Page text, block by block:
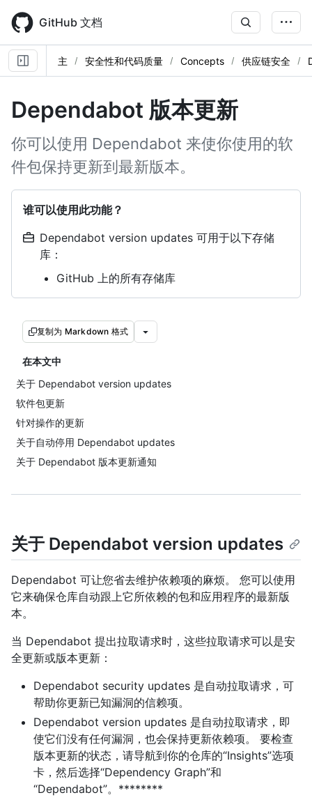
main
content
GitHub 文档
主 安全性和代码质量 Concepts 供应链安全
Dependabot 版本更新
你可以使用 Dependabot 来使你使用的软
件包保持更新到最新版本。
谁可以使用此功能？
Dependabot version updates 可用于以下存储
库：
GitHub 上的所有存储库
复制为 Markdown 格式
在本文中
关于 Dependabot version updates
软件包更新
针对操作的更新
关于自动停用 Dependabot updates
关于 Dependabot 版本更新通知
关于 Dependabot version updates
Dependabot 可让您省去维护依赖项的麻烦。 您可以使用
它来确保仓库自动跟上它所依赖的包和应用程序的最新版
本。
当 Dependabot 提出拉取请求时，这些拉取请求可以是安
全更新或版本更新：
Dependabot security updates 是自动拉取请求，可
帮助你更新已知漏洞的信赖项。
Dependabot version updates 是自动拉取请求，即
使它们没有任何漏洞，也会保持更新依赖项。 要检查
版本更新的状态，请导航到你的仓库的“Insights”选项
卡，然后选择“Dependency Graph”和
“Dependabot”。********